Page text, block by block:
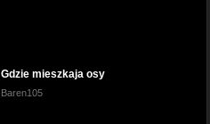
Gdzie mieszkaja osy
Baren105